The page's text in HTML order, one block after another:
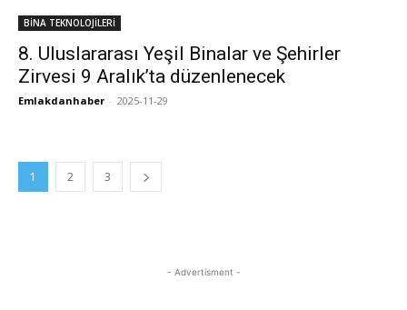
BİNA TEKNOLOJİLERİ
8. Uluslararası Yeşil Binalar ve Şehirler
Zirvesi 9 Aralık’ta düzenlenecek
Emlakdanhaber - 2025-11-29
1 2 3
- Advertisment -